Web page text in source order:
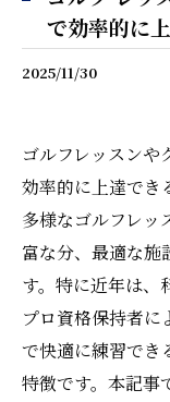
で効率的に
2025/11/30
ゴルフレッスンや
効率的に上達でき
多様なゴルフレッ
富な分、最適な施
す。特に近年は、
プロ資格保持者に
で快適に練習でき
特徴です。本記事